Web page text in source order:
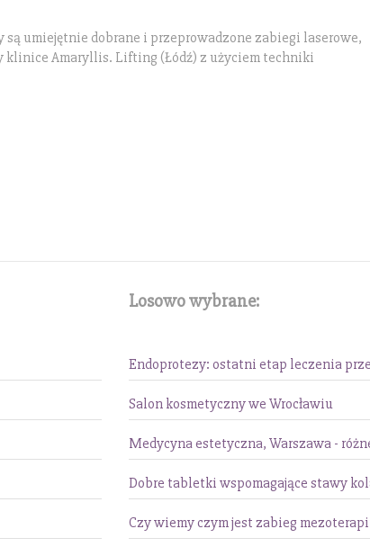
są umiejętnie dobrane i przeprowadzone zabiegi laserowe,
klinice Amaryllis. Lifting (Łódź) z użyciem techniki
Losowo wybrane:
Endoprotezy: ostatni etap leczenia
Salon kosmetyczny we Wrocławiu
Medycyna estetyczna, Warszawa -
Dobre tabletki wspomagające stawy
Czy wiemy czym jest zabieg